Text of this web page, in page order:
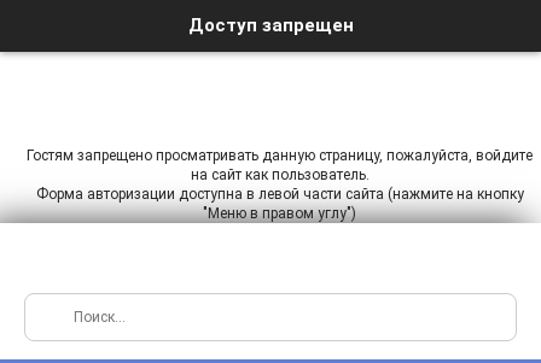
Доступ запрещен
Гостям запрещено просматривать данную страницу, пожалуйста, войдите
на сайт как пользователь.
Форма авторизации доступна в левой части сайта (нажмите на кнопку
"Меню в правом углу")